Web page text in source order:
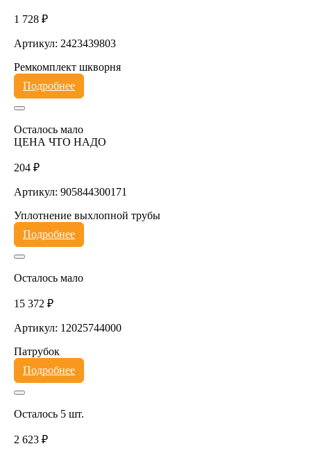
1 728 ₽
Артикул: 2423439803
Ремкомплект шкворня
Подробнее
Осталось мало
ЦЕНА ЧТО НАДО
204 ₽
Артикул: 905844300171
Уплотнение выхлопной трубы
Подробнее
Осталось мало
15 372 ₽
Артикул: 12025744000
Патрубок
Подробнее
Осталось 5 шт.
2 623 ₽